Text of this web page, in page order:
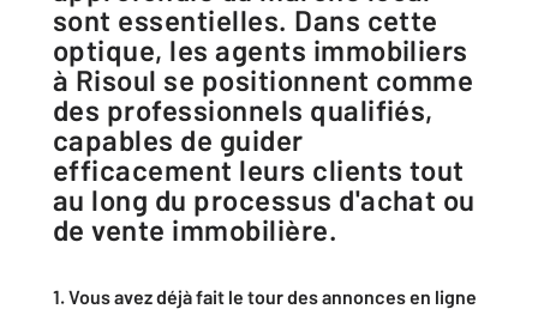
sont essentielles. Dans cette
optique, les agents immobiliers
à Risoul se positionnent comme
des professionnels qualifiés,
capables de guider
efficacement leurs clients tout
au long du processus d'achat ou
de vente immobilière.
1. Vous avez déjà fait le tour des annonces en ligne